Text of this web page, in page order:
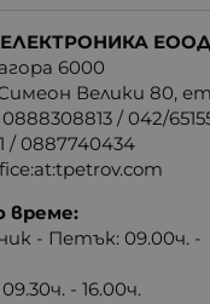
6000
Велики 80,
0888308813 /042/
/0887740434
време:
- Петък: 09.00ч. -
- 16.00ч.